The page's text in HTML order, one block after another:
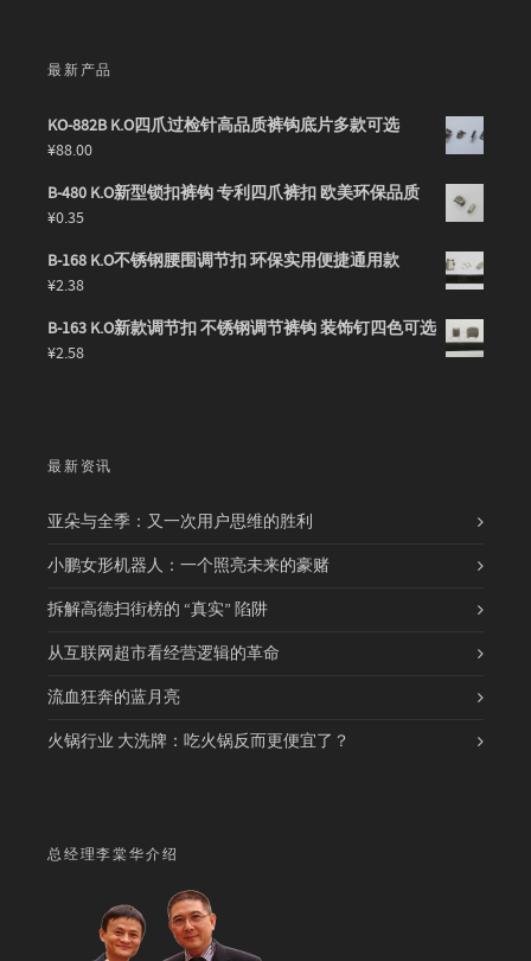
最新产品
KO-882B K.O四爪过检针高品质裤钩底片多款可选
¥88.00
B-480 K.O新型锁扣裤钩 专利四爪裤扣 欧美环保品质
¥0.35
B-168 K.O不锈钢腰围调节扣 环保实用便捷通用款
¥2.38
B-163 K.O新款调节扣 不锈钢调节裤钩 装饰钉四色可选
¥2.58
最新资讯
亚朵与全季：又一次用户思维的胜利
小鹏女形机器人：一个照亮未来的豪赌
拆解高德扫街榜的 “真实” 陷阱
从互联网超市看经营逻辑的革命
流血狂奔的蓝月亮
火锅行业 大洗牌：吃火锅反而更便宜了？
总经理李棠华介绍